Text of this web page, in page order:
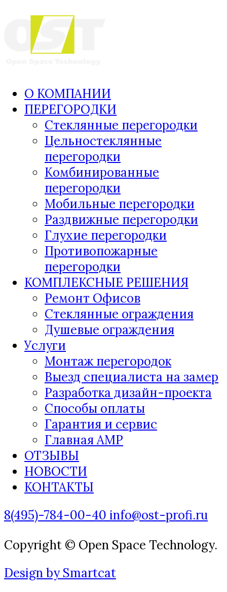
О КОМПАНИИ
ПЕРЕГОРОДКИ
Стеклянные перегородки
Цельностеклянные
перегородки
Комбинированные
перегородки
Мобильные перегородки
Раздвижные перегородки
Глухие перегородки
Противопожарные
перегородки
КОМПЛЕКСНЫЕ РЕШЕНИЯ
Ремонт Офисов
Стеклянные ограждения
Душевые ограждения
Услуги
Монтаж перегородок
Выезд специалиста на замер
Разработка дизайн-проекта
Способы оплаты
Гарантия и сервис
Главная AMP
ОТЗЫВЫ
НОВОСТИ
КОНТАКТЫ
8(495)-784-00-40 info@ost-profi.ru
Copyright © Open Space Technology.
Design by Smartcat